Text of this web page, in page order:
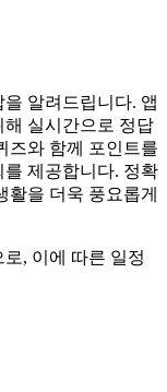
을 알려드립니다. 앱
실시간으로 정답
즈와 함께 포인트를
제공합니다. 정확
활을 더욱 풍요롭게
, 이에 따른 일정